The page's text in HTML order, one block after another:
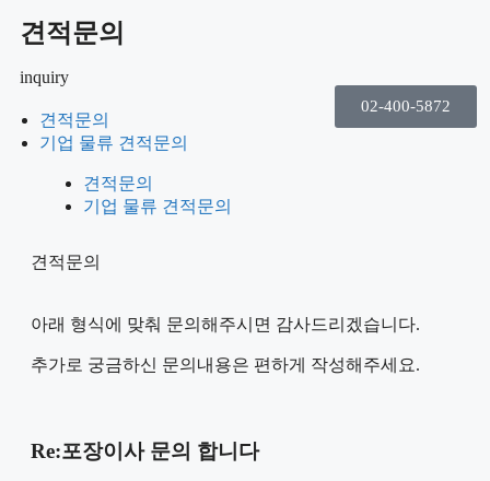
02-400-5872
견적문의
inquiry
견적문의
기업 물류 견적문의
견적문의
기업 물류 견적문의
견적문의
아래 형식에 맞춰 문의해주시면 감사드리겠습니다.
추가로 궁금하신 문의내용은 편하게 작성해주세요.
Re:포장이사 문의 합니다